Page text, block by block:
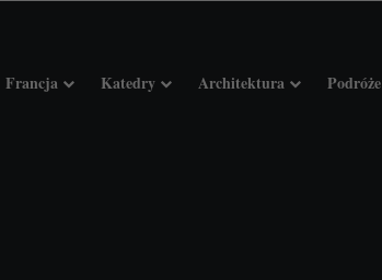
Francja Katedry Architektura Podróże